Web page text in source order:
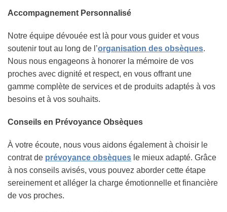
Accompagnement Personnalisé
Notre équipe dévouée est là pour vous guider et vous
soutenir tout au long de l’organisation des obsèques.
Nous nous engageons à honorer la mémoire de vos
proches avec dignité et respect, en vous offrant une
gamme complète de services et de produits adaptés à vos
besoins et à vos souhaits.
Conseils en Prévoyance Obsèques
À votre écoute, nous vous aidons également à choisir le
contrat de prévoyance obsèques le mieux adapté. Grâce
à nos conseils avisés, vous pouvez aborder cette étape
sereinement et alléger la charge émotionnelle et financière
de vos proches.